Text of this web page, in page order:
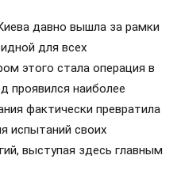
давно вышла за рамки
для всех
этого стала операция в
проявился наиболее
фактически превратила
испытаний своих
выступая здесь главным